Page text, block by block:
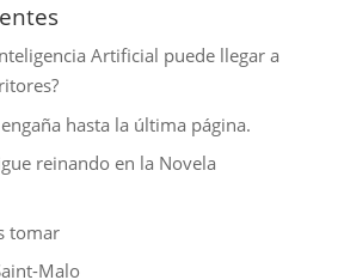
Artificial puede llegar a
hasta la última página.
reinando en la Novela
tomar
Malo